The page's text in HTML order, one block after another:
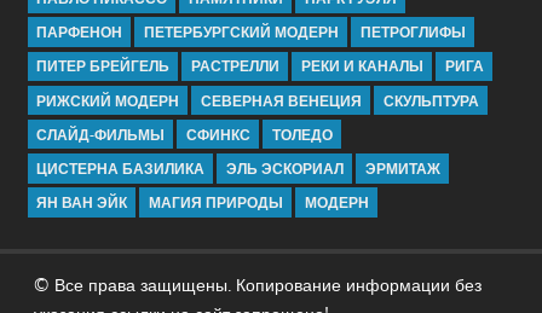
ПАРФЕНОН
ПЕТЕРБУРГСКИЙ МОДЕРН
ПЕТРОГЛИФЫ
ПИТЕР БРЕЙГЕЛЬ
РАСТРЕЛЛИ РЕКИ И КАНАЛЫ
РИГА
РИЖСКИЙ МОДЕРН
СЕВЕРНАЯ ВЕНЕЦИЯ
СКУЛЬПТУРА
СЛАЙД-ФИЛЬМЫ
СФИНКС
ТОЛЕДО
ЦИСТЕРНА БАЗИЛИКА
ЭЛЬ ЭСКОРИАЛ
ЭРМИТАЖ
ЯН ВАН ЭЙК
МАГИЯ ПРИРОДЫ МОДЕРН
© Все права защищены. Копирование информации без